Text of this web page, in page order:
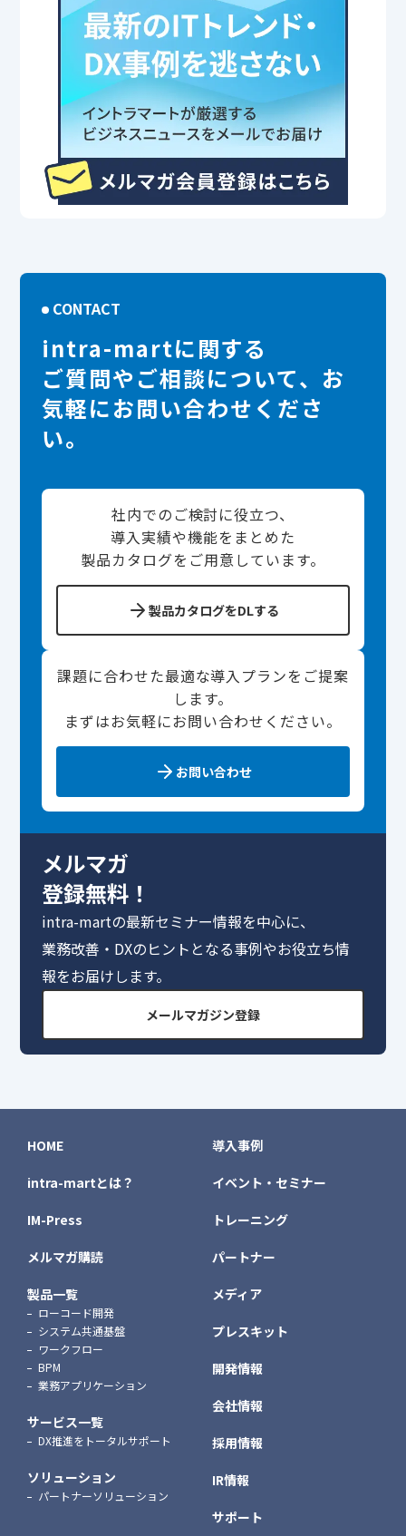
CONTACT
intra-martに関する
ご質問やご相談について、お
気軽にお問い合わせくださ
い。
社内でのご検討に役立つ、
導入実績や機能をまとめた
製品カタログをご用意しています。
製品カタログをDLする
課題に合わせた最適な導入プランをご提案
します。
まずはお気軽にお問い合わせください。
お問い合わせ
メルマガ
登録無料！
intra-martの最新セミナー情報を中心に、
業務改善・DXのヒントとなる事例やお役立ち情
報をお届けします。
メールマガジン登録
HOME
intra-martとは？
IM-Press
メルマガ購読
製品一覧
ローコード開発
システム共通基盤
ワークフロー
BPM
業務アプリケーション
サービス一覧
DX推進をトータルサポート
ソリューション
パートナーソリューション
導入事例
イベント・セミナー
トレーニング
パートナー
メディア
プレスキット
開発情報
会社情報
採用情報
IR情報
サポート